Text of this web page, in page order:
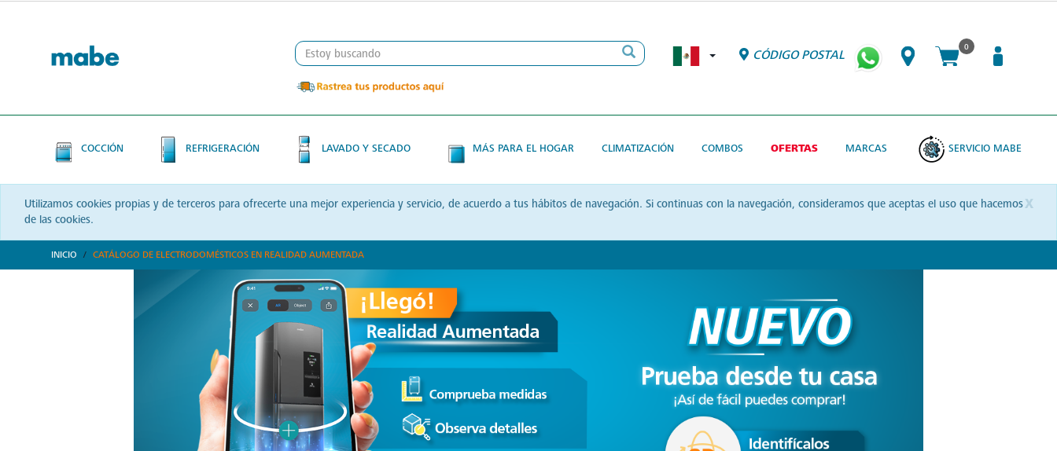
CÓDIGO POSTAL
0
COCCIÓN REFRIGERACIÓN LAVADO Y SECADO MÁS PARA EL HOGAR CLIMATIZACIÓN COMBOS OFERTAS MARCAS SERVICIO MABE
x
Utilizamos cookies propias y de terceros para ofrecerte una mejor experiencia y servicio, de acuerdo a tus hábitos de navegación. Si continuas con la navegación, consideramos que aceptas el uso que hacemos
de las cookies.
INICIO CATÁLOGO DE ELECTRODOMÉSTICOS EN REALIDAD AUMENTADA